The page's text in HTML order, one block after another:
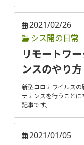
2021/02/26
シス開の日常
リモートワ
ンスのやり方
新型コロナウイルス
テナンスを行うこと
記事です。
2021/01/05